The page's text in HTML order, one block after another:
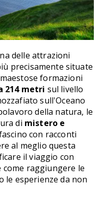
delle attrazioni
precisamente situate
formazioni
214 metri sul livello
sull'Oceano
della natura, le
di mistero e
con racconti
al meglio questa
il viaggio con
raggiungere le
le esperienze da non